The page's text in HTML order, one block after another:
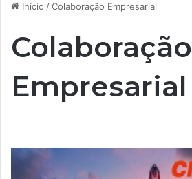
Início /Colaboração Empresarial
Colaboração
Empresarial